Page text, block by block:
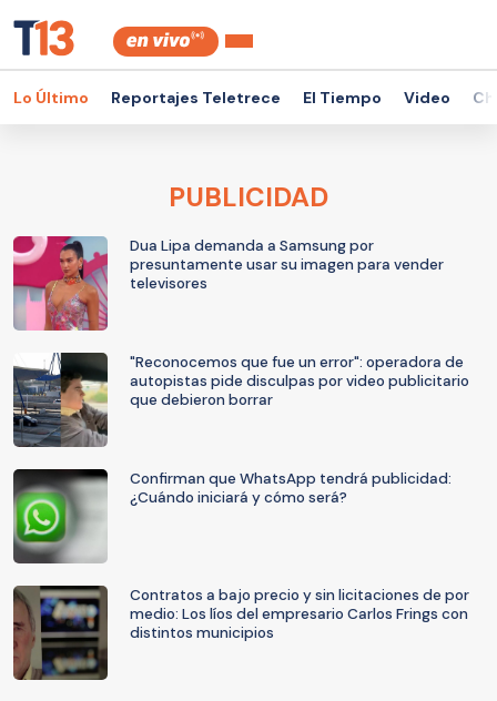
Lo Último Reportajes Teletrece El Tiempo Video
PUBLICIDAD
Dua Lipa demanda a Samsung por
presuntamente usar su imagen para vender
televisores
"Reconocemos que fue un error": operadora de
autopistas pide disculpas por video publicitario
que debieron borrar
Confirman que WhatsApp tendrá publicidad:
¿Cuándo iniciará y cómo será?
Contratos a bajo precio y sin licitaciones de por
medio: Los líos del empresario Carlos Frings con
distintos municipios